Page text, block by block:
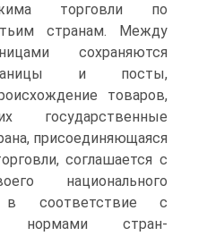
торговли по
странам. Между
сохраняются
и посты,
товаров,
государственные
присоединяющаяся
соглашается с
национального
в соответствие с
нормами стран-